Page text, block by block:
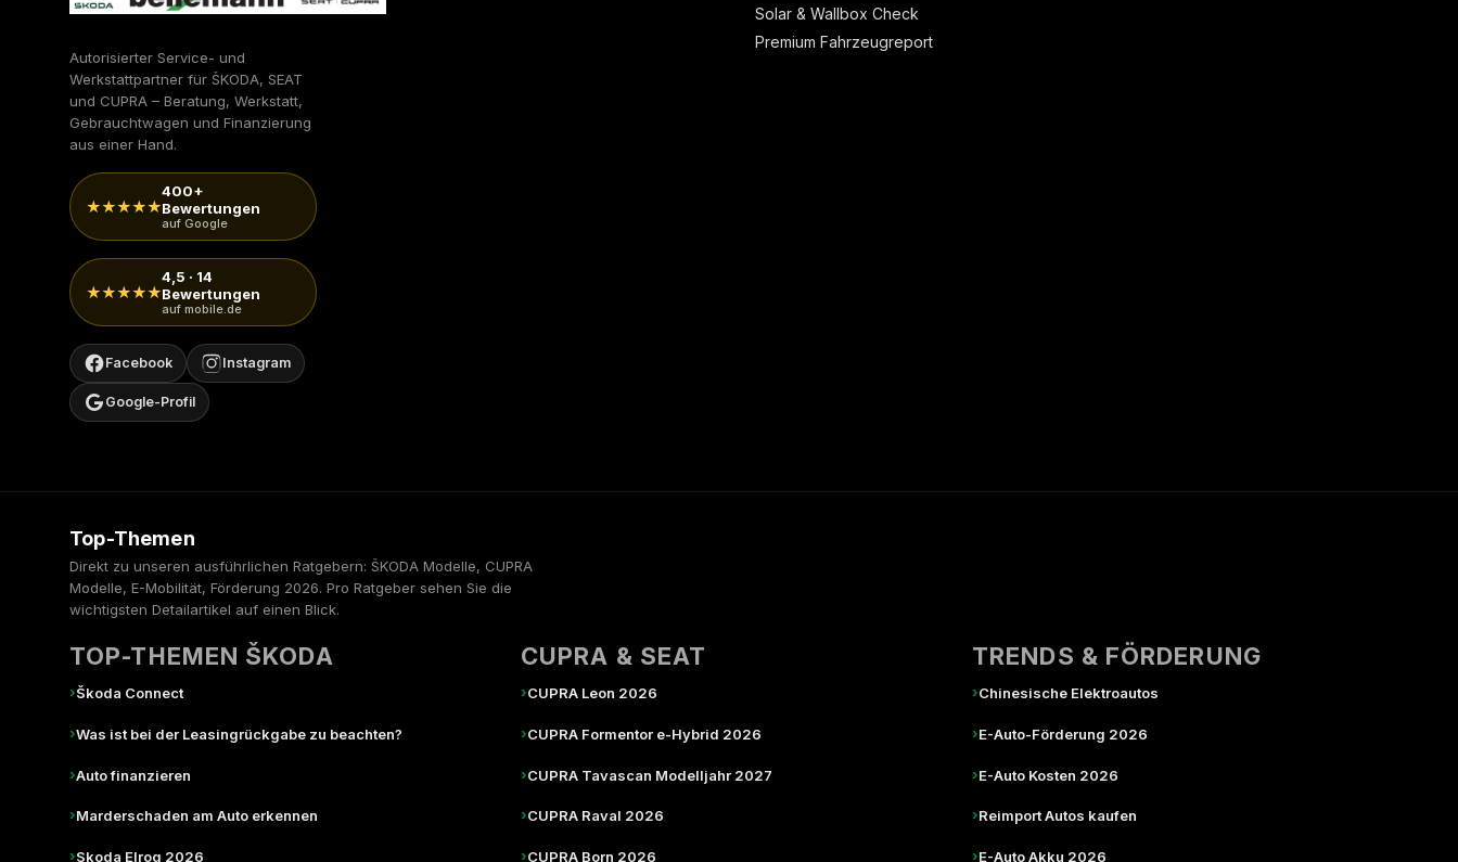
Autorisierter Service- und
Werkstattpartner für ŠKODA, SEAT
und CUPRA – Beratung, Werkstatt,
Gebrauchtwagen und Finanzierung
aus einer Hand.
★★★★★
400+
Bewertungen
auf Google
★★★★★
4,5 · 14
Bewertungen
auf mobile.de
Facebook Instagram
Google-Profil
Solar & Wallbox Check
Premium Fahrzeugreport
Top-Themen
Direkt zu unseren ausführlichen Ratgebern: ŠKODA Modelle, CUPRA
Modelle, E-Mobilität, Förderung 2026. Pro Ratgeber sehen Sie die
wichtigsten Detailartikel auf einen Blick.
TOP-THEMEN ŠKODA
›Škoda Connect
›Was ist bei der Leasingrückgabe zu beachten?
›Auto finanzieren
›Marderschaden am Auto erkennen
›Skoda Elroq 2026
CUPRA & SEAT
›CUPRA Leon 2026
›CUPRA Formentor e-Hybrid 2026
›CUPRA Tavascan Modelljahr 2027
›CUPRA Raval 2026
›CUPRA Born 2026
TRENDS & FÖRDERUNG
›Chinesische Elektroautos
›E-Auto-Förderung 2026
›E-Auto Kosten 2026
›Reimport Autos kaufen
›E-Auto Akku 2026